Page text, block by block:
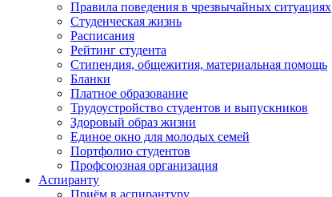
Правила поведения в чрезвычайных ситуациях
Студенческая жизнь
Расписания
Рейтинг студента
Стипендия, общежития, материальная помощь
Бланки
Платное образование
Трудоустройство студентов и выпускников
Здоровый образ жизни
Единое окно для молодых семей
Портфолио студентов
Профсоюзная организация
Аспиранту
Приём в аспирантуру